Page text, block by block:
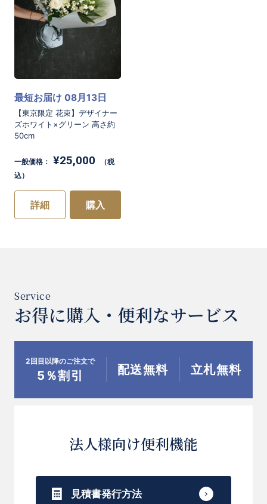
【東京限定 花束】デザイナー
ズホワイト×グリーン 高さ約
50cm
最短お届け 08月13日
一般価格： ¥25,000
（税
込）
詳細 購入
お得に購入・便利なサービス
2回目以降のご注文で
5％割引 配送無料 立札無料
法人様向け便利機能
見積書発行方法